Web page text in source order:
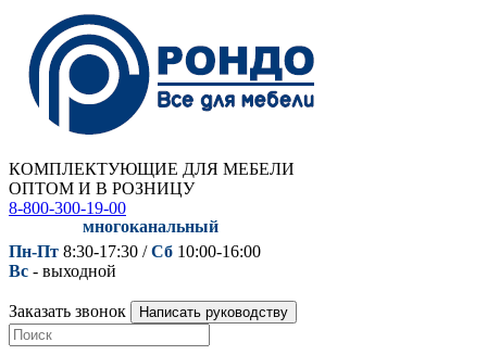
КОМПЛЕКТУЮЩИЕ ДЛЯ МЕБЕЛИ
ОПТОМ И В РОЗНИЦУ
8-800-300-19-00
многоканальный
Пн-Пт 8:30-17:30 /Сб 10:00-16:00
Вс - выходной
Заказать звонок Написать руководству